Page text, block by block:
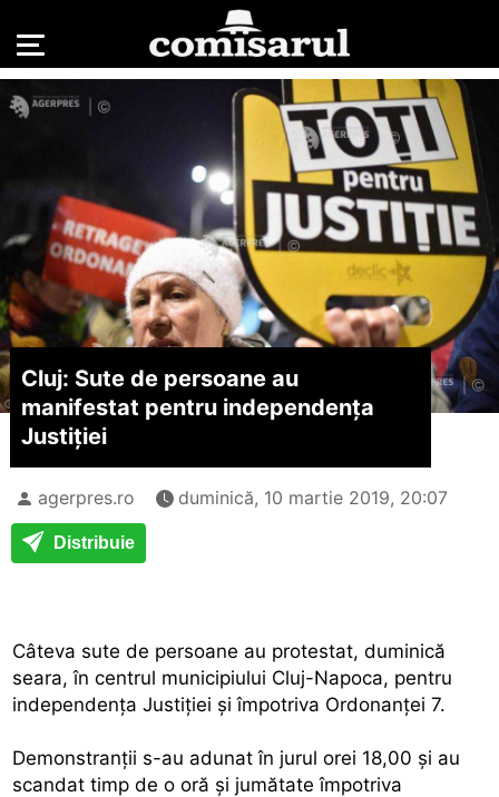
Cluj: Sute de persoane au
manifestat pentru independenţa
Justiţiei
agerpres.ro duminică, 10 martie 2019, 20:07
Distribuie
Câteva sute de persoane au protestat, duminică
seara, în centrul municipiului Cluj-Napoca, pentru
independenţa Justiţiei şi împotriva Ordonanţei 7.
Demonstranţii s-au adunat în jurul orei 18,00 şi au
scandat timp de o oră şi jumătate împotriva